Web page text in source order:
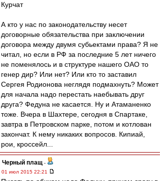
Курчат
А кто у нас по законодательству несет
договорные обязательства при заключении
договора между двумя субьектами права? Я не
читал, но если в РФ за последние 5 лет ничего
не поменялось и в структуре нашего ОАО то
генер дир? Или нет? Или кто то заставил
Сергея Родионова неглядя подмахнуть? Может
для начала надо перестать наебывать друг
друга? Федуна не касается. Ну и Атаманенко
тоже. Вчера в Шахтере, сегодня в Спартаке,
завтра в Петровском парке, потом и котлован
закончат. К нему никаких вопросов. Кипиай,
рои, кроссейл...
Черный плащ -
01 июл 2015 22:21